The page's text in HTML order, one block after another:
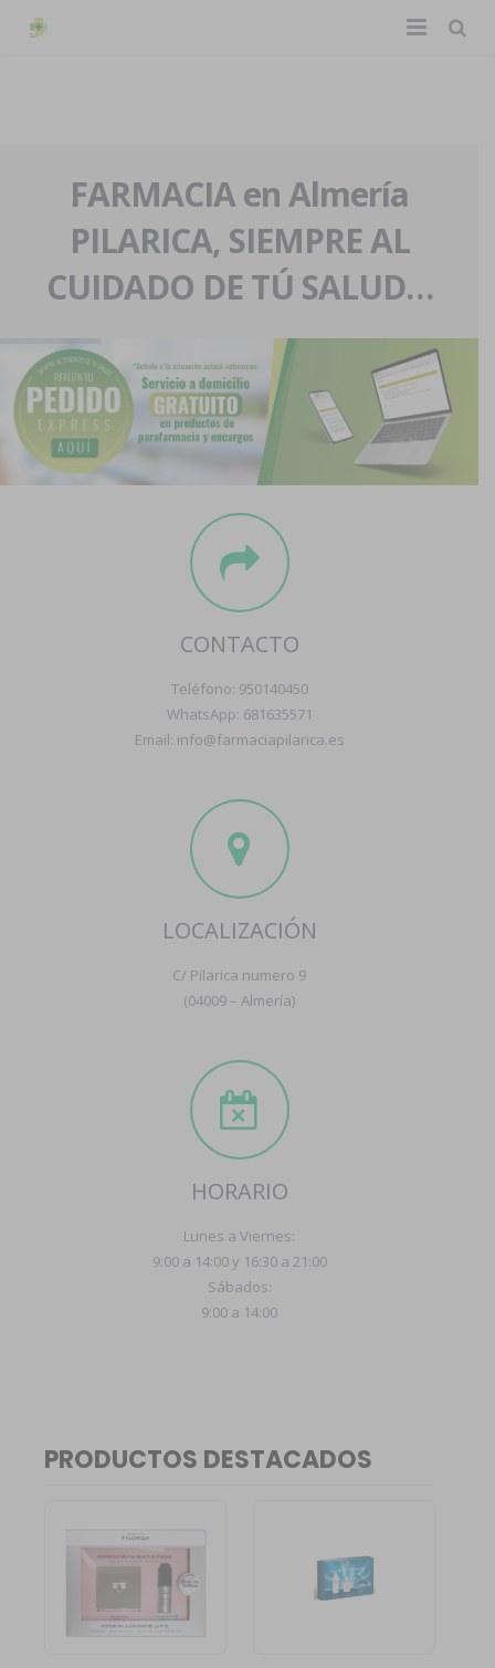
La farmacia
Nuestra historia
Nuestro equipo
Eventos
Servicios y reservas
Pedidos express
Blog
Contacto
Boletín
FARMACIA en Almería
PILARICA, SIEMPRE AL
CUIDADO DE TÚ SALUD…
CONTACTO
Teléfono: 950140450
WhatsApp: 681635571
Email: info@farmaciapilarica.es
LOCALIZACIÓN
C/ Pilarica numero 9
(04009 – Almería)
HORARIO
Lunes a Viernes:
9:00 a 14:00 y 16:30 a 21:00
Sábados:
9:00 a 14:00